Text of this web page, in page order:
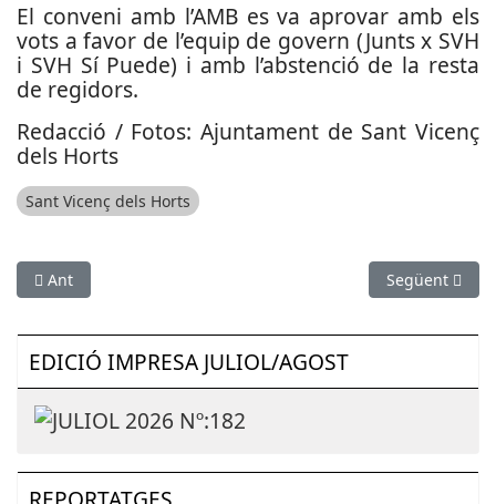
El conveni amb l’AMB es va aprovar amb els
vots a favor de l’equip de govern (Junts x SVH
i SVH Sí Puede) i amb l’abstenció de la resta
de regidors.
Redacció / Fotos: Ajuntament de Sant Vicenç
dels Horts
Sant Vicenç dels Horts
Article anterior: Premiat l’Ajuntament d’Esplugues pel
Ant Article
Següent
EDICIÓ IMPRESA JULIOL/AGOST